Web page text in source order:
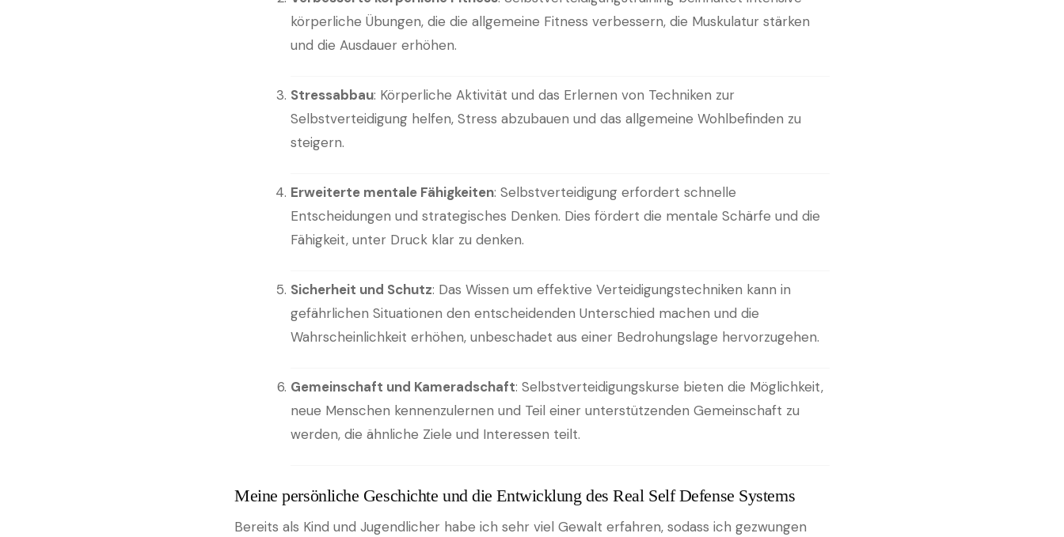
körperliche Übungen, die die allgemeine Fitness verbessern, die Muskulatur stärken
und die Ausdauer erhöhen.
Stressabbau: Körperliche Aktivität und das Erlernen von Techniken zur
Selbstverteidigung helfen, Stress abzubauen und das allgemeine Wohlbefinden zu
steigern.
Erweiterte mentale Fähigkeiten: Selbstverteidigung erfordert schnelle
Entscheidungen und strategisches Denken. Dies fördert die mentale Schärfe und die
Fähigkeit, unter Druck klar zu denken.
Sicherheit und Schutz: Das Wissen um effektive Verteidigungstechniken kann in
gefährlichen Situationen den entscheidenden Unterschied machen und die
Wahrscheinlichkeit erhöhen, unbeschadet aus einer Bedrohungslage hervorzugehen.
Gemeinschaft und Kameradschaft: Selbstverteidigungskurse bieten die Möglichkeit,
neue Menschen kennenzulernen und Teil einer unterstützenden Gemeinschaft zu
werden, die ähnliche Ziele und Interessen teilt.
Meine persönliche Geschichte und die Entwicklung des Real Self Defense Systems
Bereits als Kind und Jugendlicher habe ich sehr viel Gewalt erfahren, sodass ich gezwungen